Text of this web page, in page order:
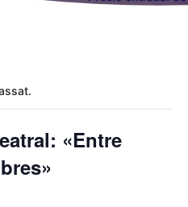
«Entre